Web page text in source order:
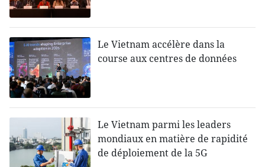
Le Vietnam accélère dans la
course aux centres de données
Le Vietnam parmi les leaders
mondiaux en matière de rapidité
de déploiement de la 5G